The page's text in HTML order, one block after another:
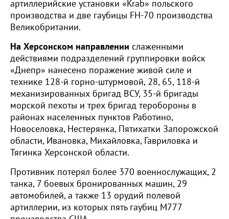
артиллерийские установки «Krab» польского
производства и две гаубицы FH-70 производства
Великобритании.
На Херсонском направлении слаженными
действиями подразделений группировки войск
«Днепр» нанесено поражение живой силе и
технике 128-й горно-штурмовой, 28, 65, 118-й
механизированных бригад ВСУ, 35-й бригады
морской пехоты и трех бригад теробороны в
районах населенных пунктов Работино,
Новоселовка, Нестерянка, Пятихатки Запорожской
области, Ивановка, Михайловка, Гавриловка и
Тягинка Херсонской области.
Противник потерял более 370 военнослужащих, 2
танка, 7 боевых бронированных машин, 29
автомобилей, а также 13 орудий полевой
артиллерии, из которых пять гаубиц М777